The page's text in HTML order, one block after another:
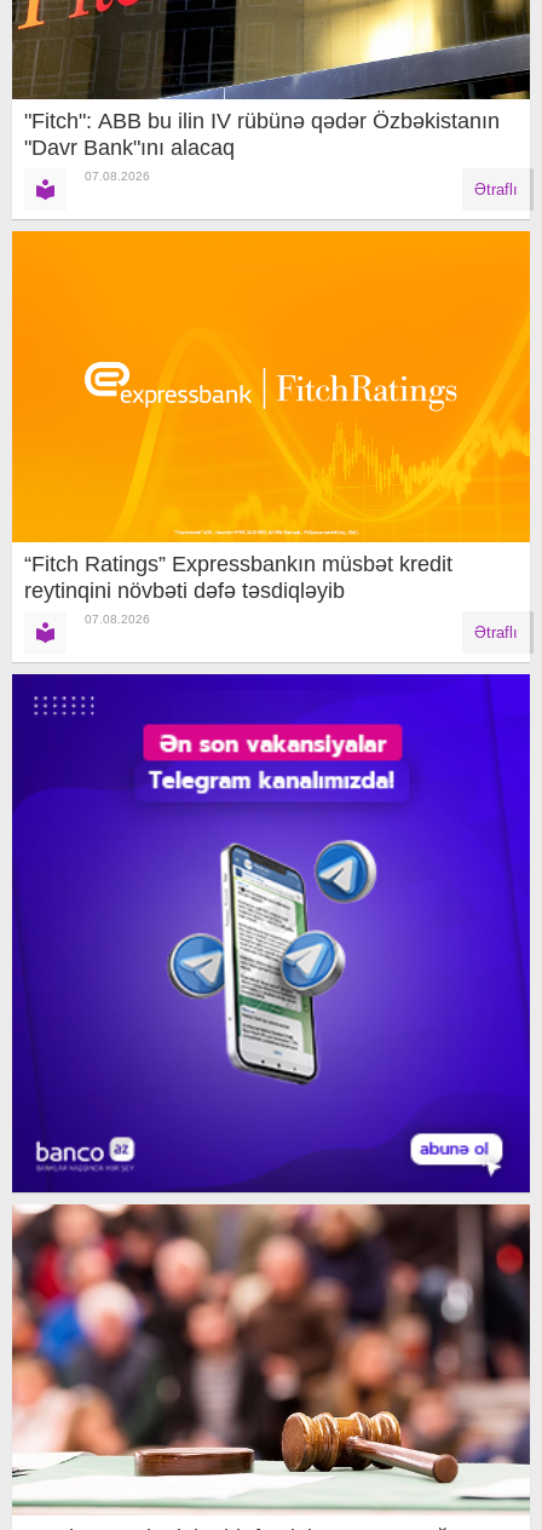
"Fitch": ABB bu ilin IV rübünə qədər Özbəkistanın
"Davr Bank"ını alacaq
07.08.2026
Ətraflı
“Fitch Ratings” Expressbankın müsbət kredit
reytinqini növbəti dəfə təsdiqləyib
07.08.2026
Ətraflı